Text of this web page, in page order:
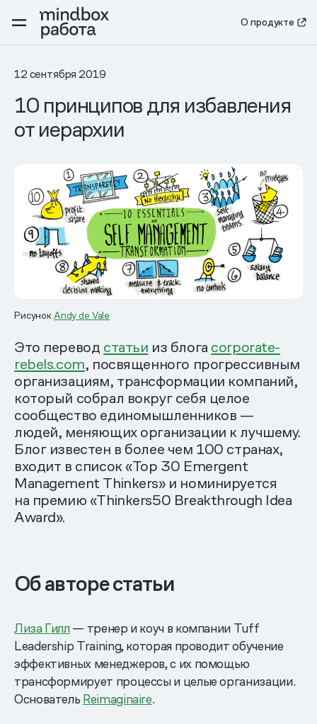
О продукте
12 сентября 2019
10 принципов для избавления
от иерархии
РисунокAndy de Vale
Это перевод статьи из блога corporate-
rebels.com, посвященного прогрессивным
организациям, трансформации компаний,
который собрал вокруг себя целое
сообщество единомышленников —
людей, меняющих организации к лучшему.
Блог известен в более чем 100 странах,
входит в список «Top 30 Emergent
Management Thinkers» и номинируется
на премию «Thinkers50 Breakthrough Idea
Award».
Об авторе статьи
Лиза Гилл— тренер и коуч в компании Tuff
Leadership Training, которая проводит обучение
эффективных менеджеров, с их помощью
трансформирует процессы и целые организации.
Основатель Reimaginaire.